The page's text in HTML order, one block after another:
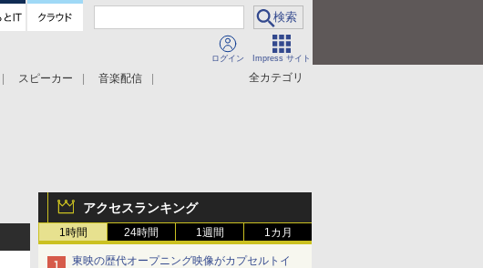
ログイン Impress サイト
全カテゴリ
スピーカー
音楽配信
アクセスランキング
1時間 24時間 1週間 1カ月
東映の歴代オープニング映像がカプセルトイ